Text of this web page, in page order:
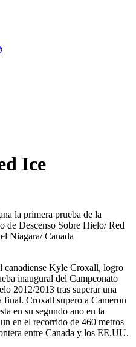
Ice
la primera prueba de la
de Descenso Sobre Hielo/ Red
Niagara/ Canada
canadiense Kyle Croxall, logro
inaugural del Campeonato
2012/2013 tras superar una
final. Croxall supero a Cameron
en su segundo ano en la
en el recorrido de 460 metros
entre Canada y los EE.UU.